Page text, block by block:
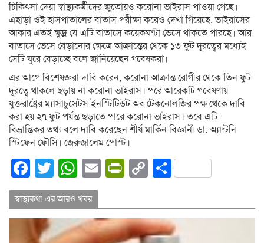
চিকিৎসা দেয়া স্বাস্থ্যকর্মীদের জুতোয়ও করোনা ভাইরাস পাওয়া গেছে।
এছাড়া ওই হাসপাতালের বাতাস পরীক্ষা করেও দেখা গিয়েছে, ভাইরাসের
আকার এতই ক্ষুদ্র যে এটি বাতাসে কয়েকঘণ্টা ভেসে থাকতে পারছে। আর
বাতাসে ভেসে বেড়ানোর ক্ষেত্রে আক্রান্তের থেকে ১৩ ফুট দূরত্বের মধ্যেই
সেটি ঘুরে বেড়াচ্ছে বলে জানিয়েছেন গবেষকরা।
এর আগে বিশেষজ্ঞরা দাবি করেন, করোনা আক্রান্ত রোগীর থেকে তিন ফুট
দূরত্বে থাকলে ছড়ায় না করোনা ভাইরাস। পরে আরেকটি গবেষণায়
যুক্তরাষ্ট্রের ম্যাসাচুসেটস ইনস্টিটিউট অব টেকনোলজির পক্ষ থেকে দাবি
করা হয় ২৭ ফুট পর্যন্ত ছড়াতে পারে করোনা ভাইরাস। তবে এটি
বিভ্রান্তিকর তথ্য বলে দাবি করেছেন শীর্ষ মার্কিন বিজ্ঞানী ডা. অ্যান্টনি
স্টিফেন ফৌসি। জেরুজালেম পোস্ট।
Facebook
Twitter
WhatsApp
EmailPrintFriendly
CopyShare
স্বাস্থ্যকথা এর আরও খবর